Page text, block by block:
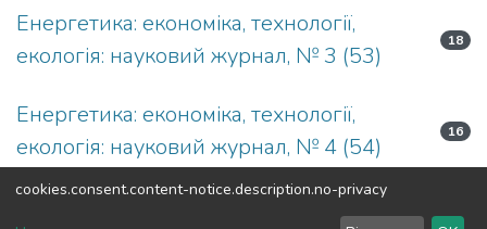
Енергетика: економіка, технології,
екологія: науковий журнал, № 3 (53)
18
Енергетика: економіка, технології,
екологія: науковий журнал, № 4 (54)
16
cookies.consent.content-notice.description.no-privacy